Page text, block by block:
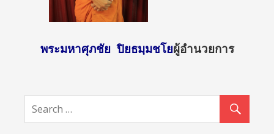
พระมหาศุภชัย ปิยธมฺมชโยผู้อำนวยการ
http://sun
ac.th/?
nt_id=456